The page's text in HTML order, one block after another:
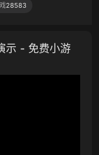
28583
示 - 免费小游